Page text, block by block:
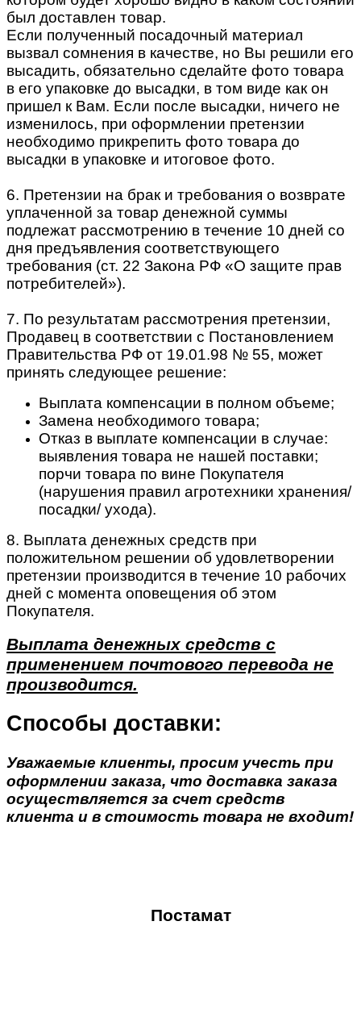
был доставлен товар.
Если полученный посадочный материал
вызвал сомнения в качестве, но Вы решили его
высадить, обязательно сделайте фото товара
в его упаковке до высадки, в том виде как он
пришел к Вам. Если после высадки, ничего не
изменилось, при оформлении претензии
необходимо прикрепить фото товара до
высадки в упаковке и итоговое фото.
6. Претензии на брак и требования о возврате
уплаченной за товар денежной суммы
подлежат рассмотрению в течение 10 дней со
дня предъявления соответствующего
требования (ст. 22 Закона РФ «О защите прав
потребителей»).
7. По результатам рассмотрения претензии,
Продавец в соответствии с Постановлением
Правительства РФ от 19.01.98 № 55, может
принять следующее решение:
Выплата компенсации в полном объеме;
Замена необходимого товара;
Отказ в выплате компенсации в случае:
выявления товара не нашей поставки;
порчи товара по вине Покупателя
(нарушения правил агротехники хранения/
посадки/ ухода).
8. Выплата денежных средств при
положительном решении об удовлетворении
претензии производится в течение 10 рабочих
дней с момента оповещения об этом
Покупателя.
Выплата денежных средств с
применением почтового перевода не
производится.
Способы доставки:
Уважаемые клиенты, просим учесть при
оформлении заказа, что доставка заказа
осуществляется за счет средств
клиента и в стоимость товара не входит!
Постамат